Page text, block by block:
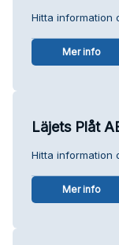
Hitta information
Mer info
Läjets Plåt
Hitta information
Mer info